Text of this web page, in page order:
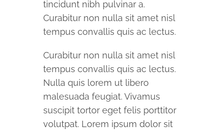
tincidunt nibh pulvinar a.
Curabitur non nulla sit amet nisl
tempus convallis quis ac lectus.
Curabitur non nulla sit amet nisl
tempus convallis quis ac lectus.
Nulla quis lorem ut libero
malesuada feugiat. Vivamus
suscipit tortor eget felis porttitor
volutpat. Lorem ipsum dolor sit